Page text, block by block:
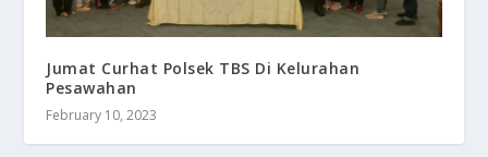
Jumat Curhat Polsek TBS Di Kelurahan
Pesawahan
February 10, 2023